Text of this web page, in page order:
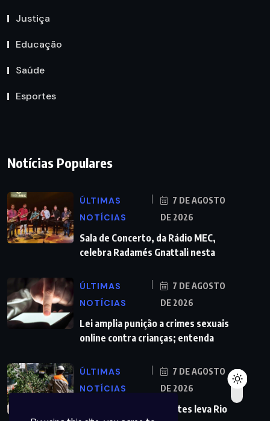
Justiça
Educação
Saúde
Esportes
Notícias Populares
ÚLTIMAS
NOTÍCIAS
7 DE AGOSTO
DE 2026
Sala de Concerto, da Rádio MEC,
celebra Radamés Gnattali nesta
ÚLTIMAS
NOTÍCIAS
7 DE AGOSTO
DE 2026
Lei amplia punição a crimes sexuais
online contra crianças; entenda
ÚLTIMAS
NOTÍCIAS
7 DE AGOSTO
DE 2026
Previsão de ventos fortes leva Rio